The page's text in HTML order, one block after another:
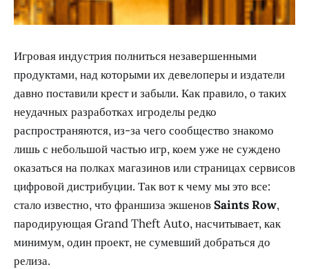
Игровая индустрия полниться незавершенными
продуктами, над которыми их девелоперы и издатели
давно поставили крест и забыли. Как правило, о таких
неудачных разработках игроделы редко
распространяются, из-за чего сообщество знакомо
лишь с небольшой частью игр, коем уже не суждено
оказаться на полках магазинов или страницах сервисов
цифровой дистрибуции. Так вот к чему мы это все:
стало известно, что франшиза экшеновSaints Row,
пародирующая Grand Theft Auto, насчитывает, как
минимум, один проект, не сумевший добраться до
релиза.